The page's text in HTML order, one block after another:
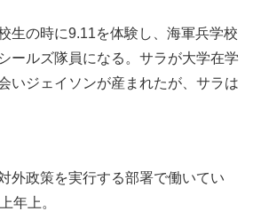
の時に9.11を体験し、海軍兵学校
ールズ隊員になる。サラが大学在学
いジェイソンが産まれたが、サラは
外政策を実行する部署で働いてい
年上。